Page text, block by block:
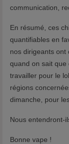
communication,
En résumé, ces
quantifiables en
nos dirigeants ont
quand on sait que
travailler pour le
régions
dimanche, pour
Nous entendront-
Bonne vape !